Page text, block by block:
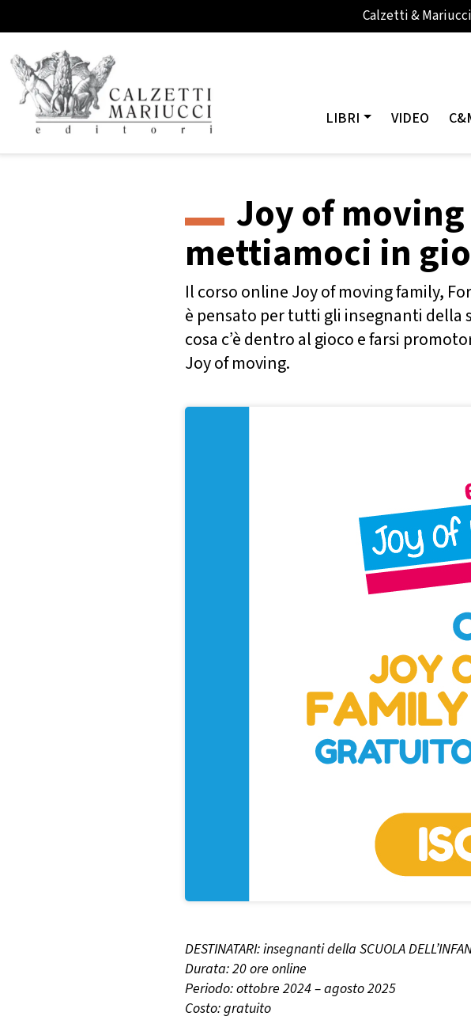
Calzetti & Mariucci
LIBRI VIDEO
Joy of
mettiamoci in
Il corso online Joy of moving family,
è pensato per tutti gli insegnanti della
cosa c’è dentro al gioco e farsi
Joy of moving.
DESTINATARI: insegnanti della SCUOLA
Durata: 20 ore online
Periodo: ottobre 2024 – agosto 2025
Costo: gratuito